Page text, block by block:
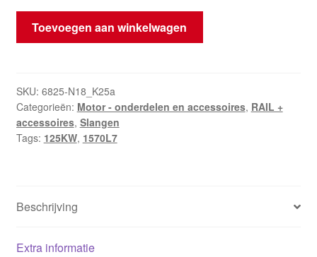
Injectiebuis
RAIL
Citroën
Peugeot
1570L7
hoeveelheid
Toevoegen aan winkelwagen
SKU: 6825-N18_K25a
Categorieën: Motor - onderdelen en accessoires, RAIL +
accessoires, Slangen
Tags: 125KW, 1570L7
Beschrijving
Extra informatie